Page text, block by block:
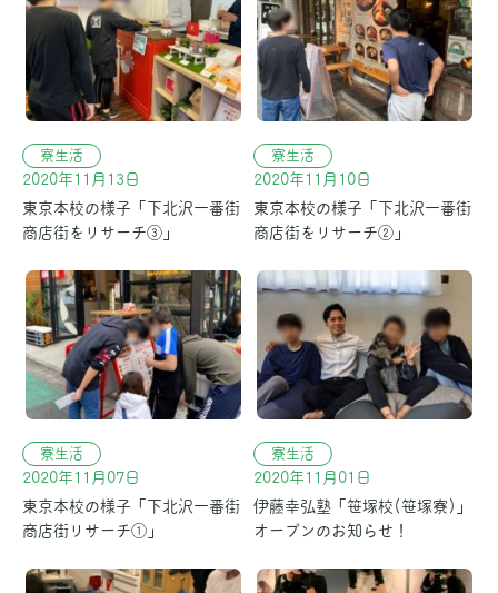
寮生活
2020年11月13日
東京本校の様子「下北沢一番街
商店街をリサーチ③」
寮生活
2020年11月10日
東京本校の様子「下北沢一番街
商店街をリサーチ②」
寮生活
2020年11月07日
東京本校の様子「下北沢一番街
商店街リサーチ①」
寮生活
2020年11月01日
伊藤幸弘塾「笹塚校(笹塚寮)」
オープンのお知らせ！